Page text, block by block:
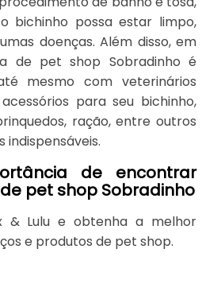
bichinho possa estar limpo,
doenças. Além disso, em
de pet shop Sobradinho é
mesmo com veterinários
para seu bichinho,
ração, entre outros
indispensáveis.
de encontrar
pet shop Sobradinho
& Lulu e obtenha a melhor
e produtos de pet shop.